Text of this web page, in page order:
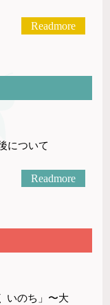
Readmore
について
Readmore
いのち」〜大